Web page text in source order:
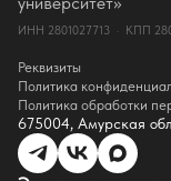
Документы
Контакты
Сведения о доходах
Доступная среда
Инфраструктура
Противодествие
Противодействие
Целевой капитал
ИНН 2801027713 · КПП
Реквизиты
Политика
Политика обработки
675004, Амурская